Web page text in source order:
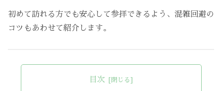
初めて訪れる方でも安心して参拝できるよう、混雑回避の
コツもあわせて紹介します。
目次